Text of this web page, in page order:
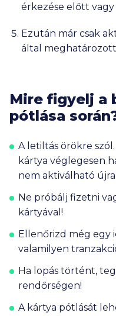
érkezése előtt
Ezután már csak
által
Mire figyelj a
pótlása
A letiltás örökre
kártya véglegesen
nem aktiválható újra.
Ne próbálj fizetni
kártyával!
Ellenőrizd még egy
valamilyen
Ha lopás történt,
rendőrségen!
A kártya pótlását